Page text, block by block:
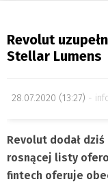
Revolut
Stellar Lumens
28.07.2020 (13:27)
Revolut dodał
rosnącej listy
fintech oferuje